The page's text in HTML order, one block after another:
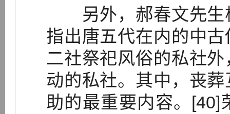
另外，郝春文先生
指出唐五代在内的中
二社祭祀风俗的私社
动的私社。其中，丧
助的最重要内容。[40]